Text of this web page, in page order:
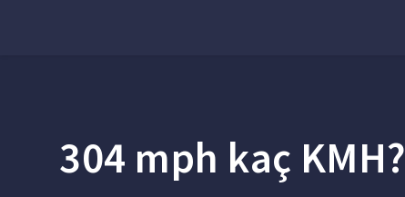
304 mph kaç KMH?